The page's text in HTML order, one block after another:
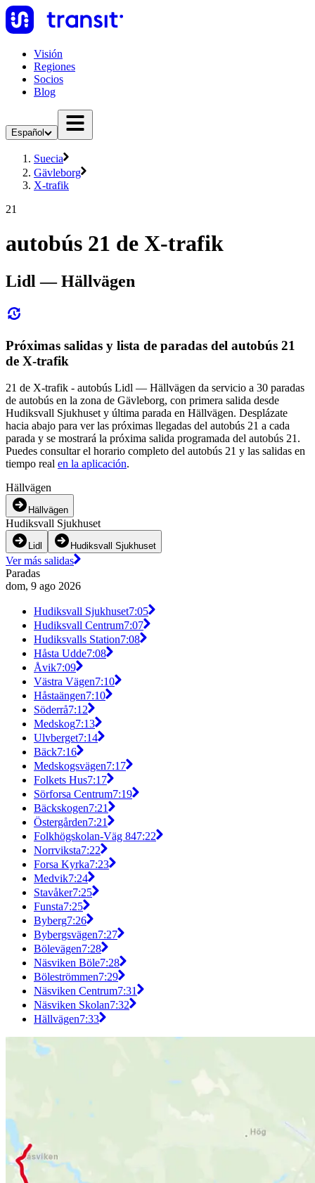
Visión
Regiones
Socios
Blog
Español
Suecia
Gävleborg
X-trafik
21
autobús 21 de X-trafik
Lidl — Hällvägen
Próximas salidas y lista de paradas del autobús 21
de X-trafik
21 de X-trafik - autobús Lidl — Hällvägen da servicio a 30 paradas
de autobús en la zona de Gävleborg, con primera salida desde
Hudiksvall Sjukhuset y última parada en Hällvägen. Desplázate
hacia abajo para ver las próximas llegadas del autobús 21 a cada
parada y se mostrará la próxima salida programada del autobús 21.
Puedes consultar el horario completo del autobús 21 y las salidas en
tiempo real en la aplicación.
Hällvägen
Hällvägen
Hudiksvall Sjukhuset
Lidl Hudiksvall Sjukhuset
Ver más salidas
Paradas
dom, 9 ago 2026
Hudiksvall Sjukhuset7:05
Hudiksvall Centrum7:07
Hudiksvalls Station7:08
Håsta Udde7:08
Åvik7:09
Västra Vägen7:10
Håstaängen7:10
Söderrå7:12
Medskog7:13
Ulvberget7:14
Bäck7:16
Medskogsvägen7:17
Folkets Hus7:17
Sörforsa Centrum7:19
Bäckskogen7:21
Östergården7:21
Folkhögskolan-Väg 847:22
Norrviksta7:22
Forsa Kyrka7:23
Medvik7:24
Stavåker7:25
Funsta7:25
Byberg7:26
Bybergsvägen7:27
Bölevägen7:28
Näsviken Böle7:28
Böleströmmen7:29
Näsviken Centrum7:31
Näsviken Skolan7:32
Hällvägen7:33